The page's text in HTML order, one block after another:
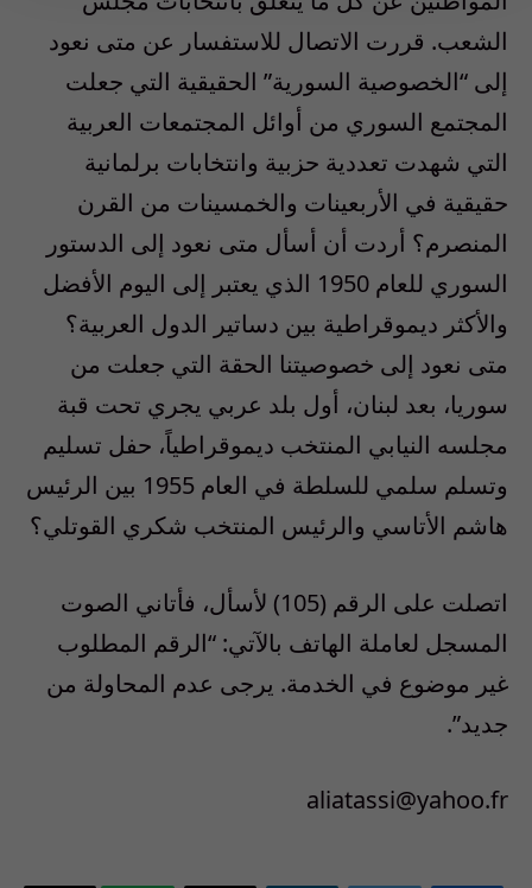
الشعب. قررت الاتصال للاستفسار عن متى نعود
إلى “الخصوصية السورية” الحقيقية التي جعلت
المجتمع السوري من أوائل المجتمعات العربية
التي شهدت تعددية حزبية وانتخابات برلمانية
حقيقية في الأربعينات والخمسينات من القرن
المنصرم؟ أردت أن أسأل متى نعود إلى الدستور
السوري للعام 1950 الذي يعتبر إلى اليوم الأفضل
والأكثر ديموقراطية بين دساتير الدول العربية؟
متى نعود إلى خصوصيتنا الحقة التي جعلت من
سوريا، بعد لبنان، أول بلد عربي يجري تحت قبة
مجلسه النيابي المنتخب ديموقراطياً، حفل تسليم
وتسلم سلمي للسلطة في العام 1955 بين الرئيس
هاشم الأتاسي والرئيس المنتخب شكري القوتلي؟
اتصلت على الرقم (105) لأسأل، فأتاني الصوت
المسجل لعاملة الهاتف بالآتي: “الرقم المطلوب
غير موضوع في الخدمة. يرجى عدم المحاولة من
جديد”.
aliatassi@yahoo.fr